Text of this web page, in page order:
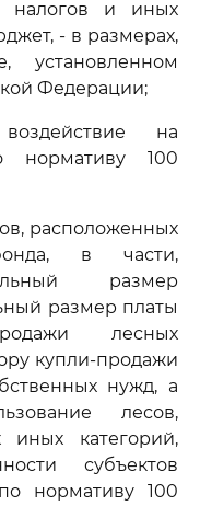
налогов и иных
- в размерах,
установленном
Федерации;
на
100
расположенных
в части,
размер
размер платы
лесных
купли-продажи
нужд, а
лесов,
иных категорий,
субъектов
нормативу 100